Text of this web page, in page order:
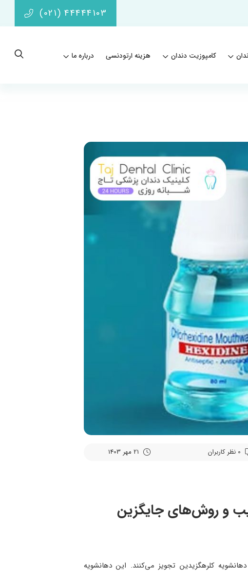
(021) 44444103
کامپوزیت دندان هزینه ارتودنسی درباره ما
و روش‌های جایگزین
کلرهگزیدین تجویز می‌کنند. این دهانشویه